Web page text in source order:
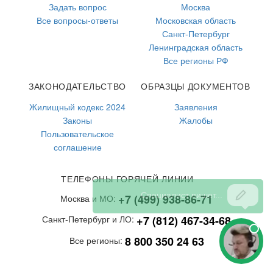
Задать вопрос
Все вопросы-ответы
Москва
Московская область
Санкт-Петербург
Ленинградская область
Все регионы РФ
ЗАКОНОДАТЕЛЬСТВО
Жилищный кодекс 2024
Законы
Пользовательское
соглашение
ОБРАЗЦЫ ДОКУМЕНТОВ
Заявления
Жалобы
ТЕЛЕФОНЫ ГОРЯЧЕЙ ЛИНИИ
Москва и МО: +7 (499) 938-86-71
Санкт-Петербург и ЛО: +7 (812) 467-34-68
Все регионы: 8 800 350 24 63